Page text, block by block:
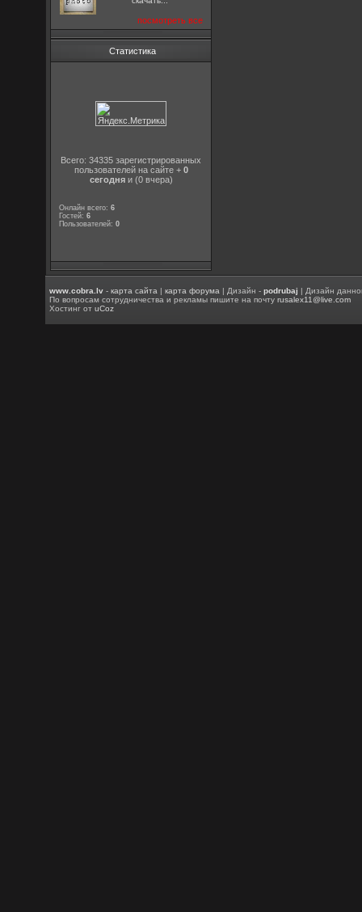
посмотреть все
Статистика
Всего: 34335 зарегистрированных
пользователей на сайте + 0
сегодняи (0 вчера)
Онлайн всего:6
Гостей:6
Пользователей:0
www.cobra.lv -карта сайта |карта форума | Дизайн -podrubaj | Дизайн
По вопросам сотрудничества и рекламы пишите на почтуrusalex11@live.com
Хостинг отuCoz